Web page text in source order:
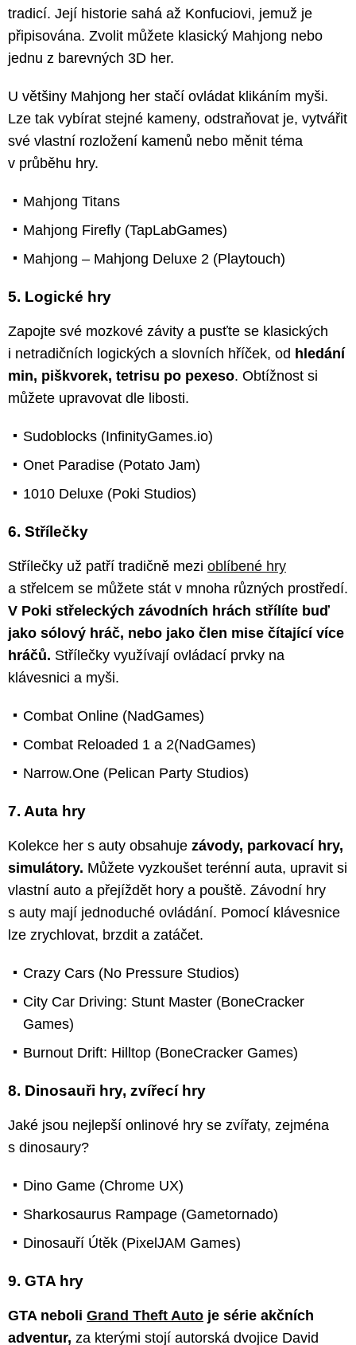
tradicí. Její historie sahá až Konfuciovi, jemuž je
připisována. Zvolit můžete klasický Mahjong nebo
jednu z barevných 3D her.
U většiny Mahjong her stačí ovládat klikáním myši.
Lze tak vybírat stejné kameny, odstraňovat je, vytvářit
své vlastní rozložení kamenů nebo měnit téma
v průběhu hry.
Mahjong Titans
Mahjong Firefly (TapLabGames)
Mahjong – Mahjong Deluxe 2 (Playtouch)
5. Logické hry
Zapojte své mozkové závity a pusťte se klasických
i netradičních logických a slovních hříček, od hledání
min, piškvorek, tetrisu po pexeso. Obtížnost si
můžete upravovat dle libosti.
Sudoblocks (InfinityGames.io)
Onet Paradise (Potato Jam)
1010 Deluxe (Poki Studios)
6. Střílečky
Střílečky už patří tradičně mezi oblíbené hry
a střelcem se můžete stát v mnoha různých prostředí.
V Poki střeleckých závodních hrách střílíte buď
jako sólový hráč, nebo jako člen mise čítající více
hráčů. Střílečky využívají ovládací prvky na
klávesnici a myši.
Combat Online (NadGames)
Combat Reloaded 1 a 2(NadGames)
Narrow.One (Pelican Party Studios)
7. Auta hry
Kolekce her s auty obsahuje závody, parkovací hry,
simulátory. Můžete vyzkoušet terénní auta, upravit si
vlastní auto a přejíždět hory a pouště. Závodní hry
s auty mají jednoduché ovládání. Pomocí klávesnice
lze zrychlovat, brzdit a zatáčet.
Crazy Cars (No Pressure Studios)
City Car Driving: Stunt Master (BoneCracker
Games)
Burnout Drift: Hilltop (BoneCracker Games)
8. Dinosauři hry, zvířecí hry
Jaké jsou nejlepší onlinové hry se zvířaty, zejména
s dinosaury?
Dino Game (Chrome UX)
Sharkosaurus Rampage (Gametornado)
Dinosauří Útěk (PixelJAM Games)
9. GTA hry
GTA neboli Grand Theft Auto je série akčních
adventur, za kterými stojí autorská dvojice David